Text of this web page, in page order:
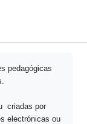
pedagógicas
criadas por
electrónicas ou